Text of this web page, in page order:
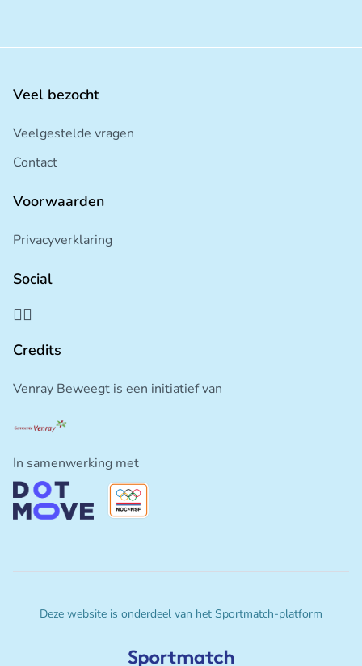
Veel bezocht
Veelgestelde vragen
Contact
Voorwaarden
Privacyverklaring
Social
Credits
Venray Beweegt is een initiatief van
In samenwerking met
Deze website is onderdeel van het Sportmatch-platform